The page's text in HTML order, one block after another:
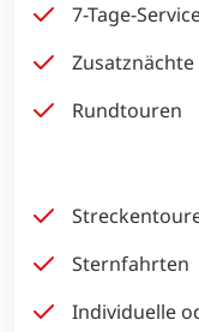
7-Tage-
Zusatznächte
Rundtouren
Sternfahrten
Individuelle